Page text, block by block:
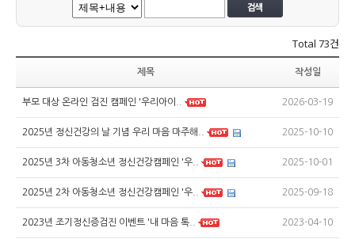
Total 73건
제목 작성일
부모 대상 온라인 검진 캠페인 '우리아이.. 2026-03-19
2025년 정신건강의 날 기념 우리 마음 마주해.. 2025-10-10
2025년 3차 아동청소년 정신건강캠페인 '우.. 2025-10-01
2025년 2차 아동청소년 정신건강캠페인 '우.. 2025-09-18
2023년 조기정신증검진 이벤트 '내 마음 톡.. 2023-04-10